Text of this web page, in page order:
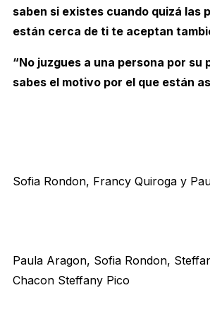
saben si existes cuando quizá las
están cerca de ti te aceptan
“No juzgues a una persona por su
sabes el motivo por el que están
Sofia Rondon, Francy Quiroga y
Paula Aragon, Sofia Rondon,
Chacon Steffany Pico